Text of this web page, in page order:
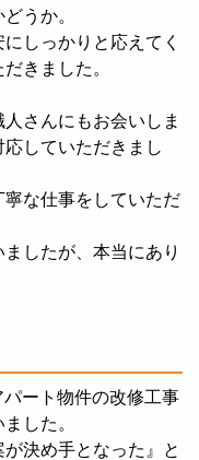
うか。
しっかりと応えてく
きました。
さんにもお会いしま
していただきまし
な仕事をしていただ
したが、本当にあり
ート物件の改修工事
した。
決め手となった』と